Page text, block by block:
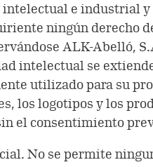
intelectual e industrial
ningún derecho
ALK-Abelló,
intelectual se
utilizado para su
los logotipos y los
el consentimiento
No se permite